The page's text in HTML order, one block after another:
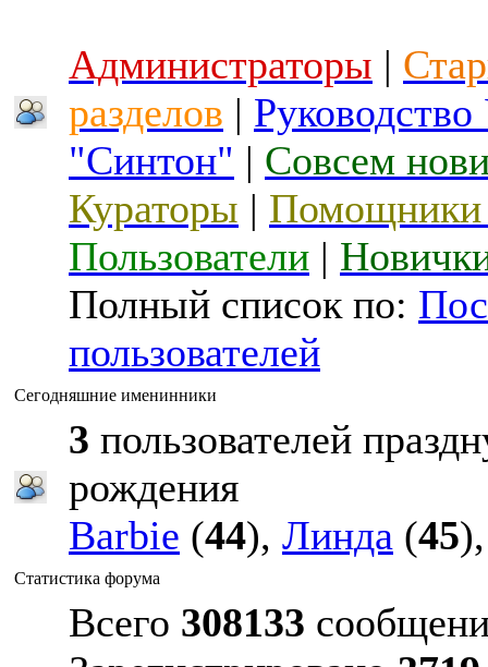
Администраторы |
разделов |
"Синтон" | Совсем
Кураторы | Помощники
Пользователи |
Полный список по:
пользователей
Сегодняшние именинники
3 пользователей
рождения
Barbie (44), Линда (45
Статистика форума
Всего 308133